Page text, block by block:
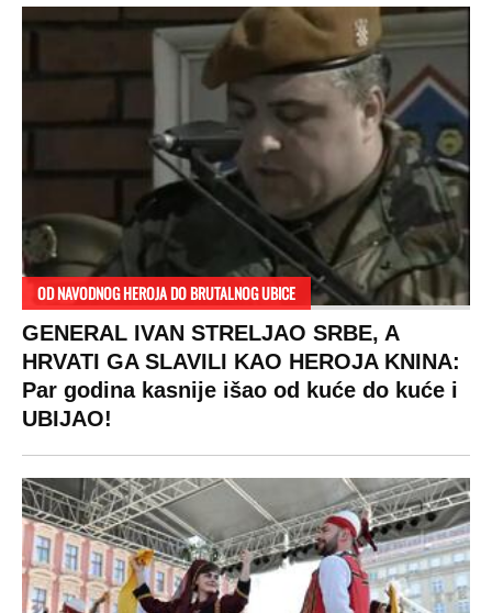
RAJ!
Žene u Srbiji su poludele za njima,
ogledaju se, bacaju pare: Ovde bunde
koštaju 100 evra, a neke i 2.000 dinara!